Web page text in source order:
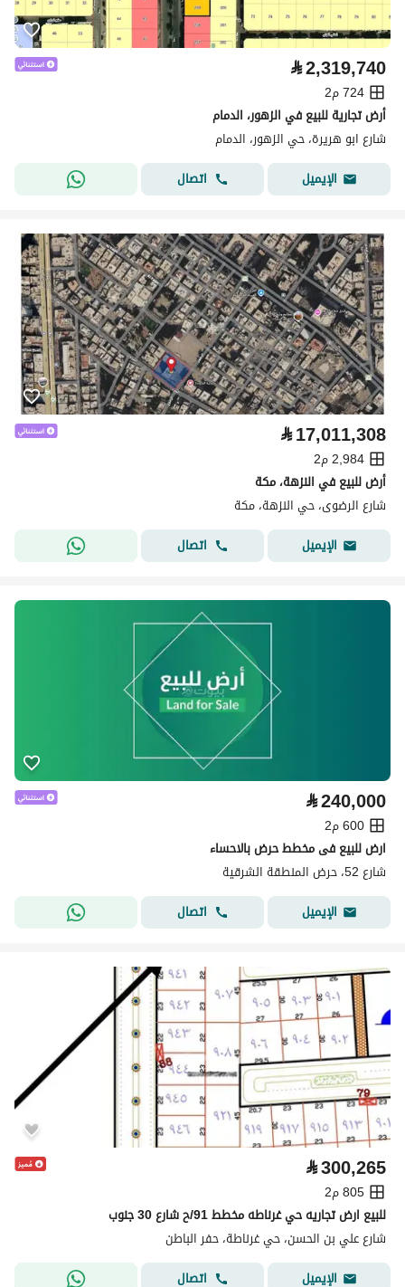
⃁2,319,740
724 م2
أرض تجارية للبيع في الزهور، الدمام
شارع ابو هريرة، حي الزهور، الدمام
الإيميل
اتصال
⃁17,011,308
2,984 م2
أرض للبيع في النزهة، مكة
شارع الرضوى، حي النزهة، مكة
الإيميل
اتصال
⃁240,000
600 م2
ارض للبيع فى مخطط حرض بالاحساء
شارع 52، حرض المنطقة الشرقية
الإيميل
اتصال
⃁300,265
805 م2
للبيع ارض تجاريه حي غرناطه مخطط 91/ح شارع 30 جنوب
شارع علي بن الحسن، حي غرناطة، حفر الباطن
الإيميل
اتصال